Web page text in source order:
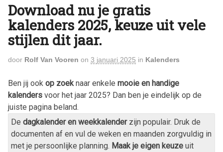
Download nu je gratis
kalenders 2025, keuze uit vele
stijlen dit jaar.
door Rolf Van Vooren on 3 januari 2025 in Kalenders
Ben jij ook op zoek naar enkele mooie en handige
kalenders voor het jaar 2025? Dan ben je eindelijk op de
juiste pagina beland.
De dagkalender en weekkalenderzijn populair. Druk de
documenten af en vul de weken en maanden zorgvuldig in
met je persoonlijke planning. Maak je eigen keuze uit